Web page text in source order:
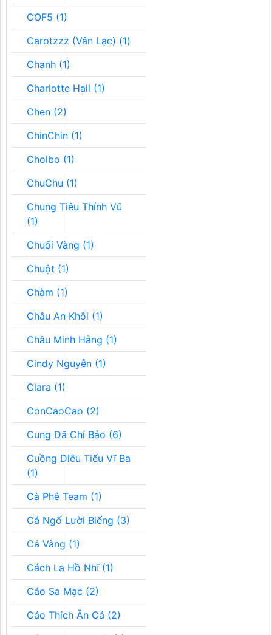
COF5 (1)
Carotzzz (Vân Lạc) (1)
Chanh (1)
Charlotte Hall (1)
Chen (2)
ChinChin (1)
Cholbo (1)
ChuChu (1)
Chung Tiêu Thính Vũ
(1)
Chuối Vàng (1)
Chuột (1)
Chàm (1)
Châu An Khôi (1)
Châu Minh Hằng (1)
Cindy Nguyễn (1)
Clara (1)
ConCaoCao (2)
Cung Dã Chí Bảo (6)
Cuồng Diêu Tiểu Vĩ Ba
(1)
Cà Phê Team (1)
Cá Ngố Lười Biếng (3)
Cá Vàng (1)
Cách La Hồ Nhĩ (1)
Cáo Sa Mạc (2)
Cáo Thích Ăn Cá (2)